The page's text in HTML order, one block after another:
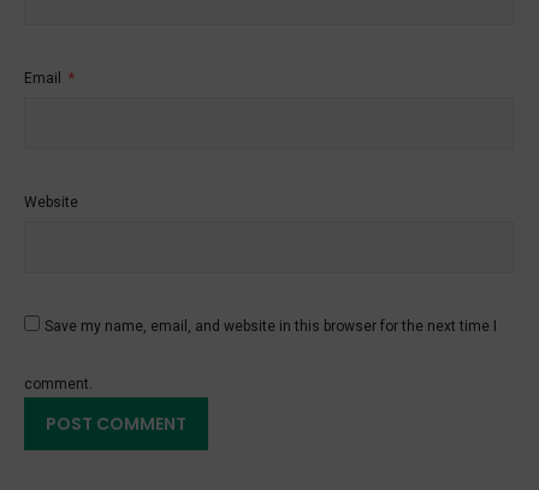
Email *
Website
Save my name, email, and website in this browser for the next time I
comment.